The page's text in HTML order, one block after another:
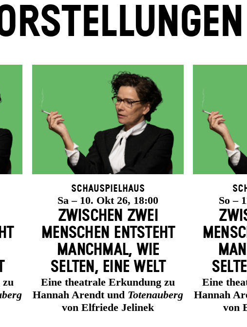
Schauspielhaus
Sa – 10. Okt 26, 18:00
ZWISCHEN ZWEI
MENSCHEN ENT­STEHT
MANCH­MAL, WIE
SELTEN, EINE WELT
Eine theatrale Erkundung zu
Hannah Arendt und Totenauberg
von Elfriede Jelinek
So –
Eine
Hannah
von